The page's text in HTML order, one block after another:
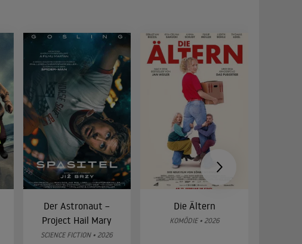
Der Astronaut –
Project Hail Mary
SCIENCE FICTION • 2026
Die Ältern
KOMÖDIE • 2026